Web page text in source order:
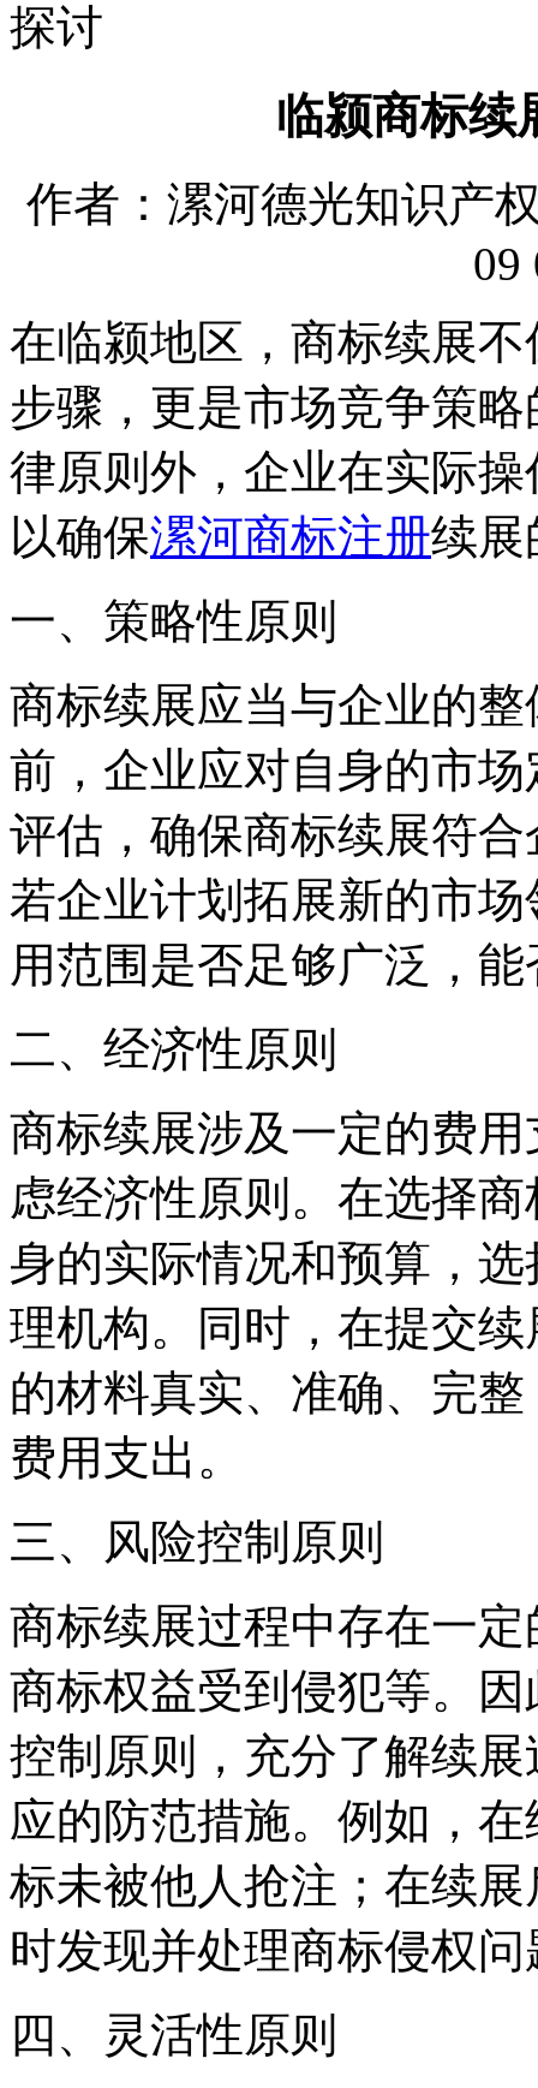
探讨
临颍商标续
作者：漯河德光知识产
09
在临颍地区，商标续展
步骤，更是市场竞争策
律原则外，企业在实际
以确保漯河商标注册续展
一、策略性原则
商标续展应当与企业的
前，企业应对自身的市
评估，确保商标续展符
若企业计划拓展新的市
用范围是否足够广泛，
二、经济性原则
商标续展涉及一定的费
虑经济性原则。在选择
身的实际情况和预算，
理机构。同时，在提交
的材料真实、准确、完
费用支出。
三、风险控制原则
商标续展过程中存在一
商标权益受到侵犯等。
控制原则，充分了解续
应的防范措施。例如，
标未被他人抢注；在续
时发现并处理商标侵权问
四、灵活性原则